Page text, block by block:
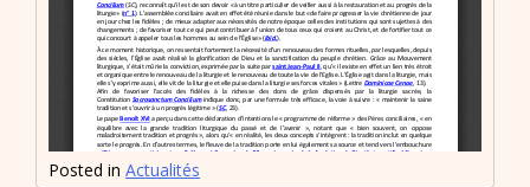
Posted in Actualités